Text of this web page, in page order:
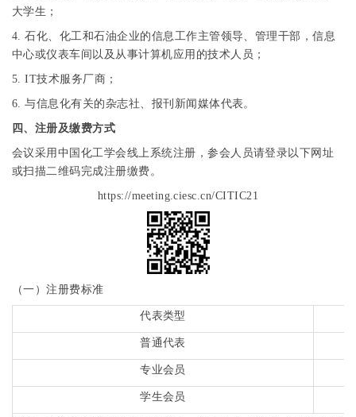
大学生；
4.石化、化工和石油企业的信息工作主管领导、管理干部，信息
中心或仪表车间以及从事计算机应用的技术人员；
5. IT技术服务厂商；
6.与信息化有关的杂志社、报刊新闻媒体代表。
四、注册及缴费方式
会议采用中国化工学会线上系统注册，参会人员请登录以下网址
或扫描二维码完成注册缴费。
https://meeting.ciesc.cn/CITIC21
（一）注册费标准
代表类型
普通代表
专业会员
学生会员